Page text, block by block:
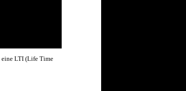
eine LTI (Life Time